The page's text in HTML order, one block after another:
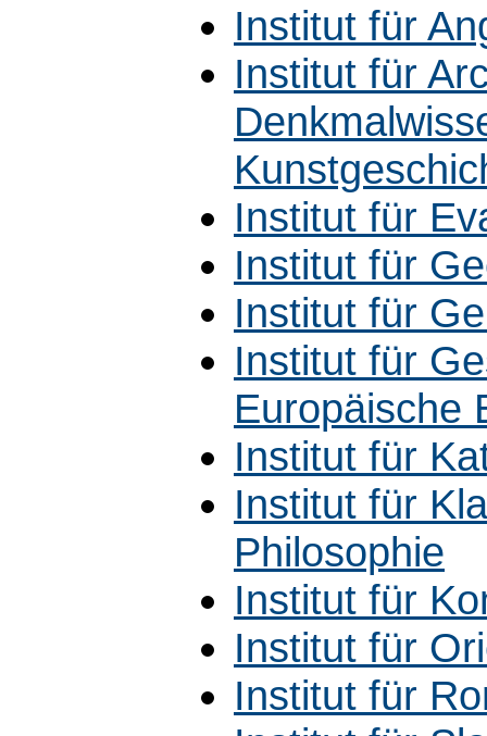
Institut für
Institut für
Institut für
Institut für
Institut für
Institut für
Europäische
Institut für
Institut für
Philosophie
Institut für
Institut für
Institut für